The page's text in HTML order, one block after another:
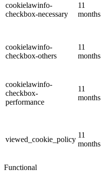
cookielawinfo-
checkbox-necessary
11
months
cookielawinfo-
checkbox-others
11
months
cookielawinfo-
checkbox-
performance
11
months
viewed_cookie_policy
11
months
Functional